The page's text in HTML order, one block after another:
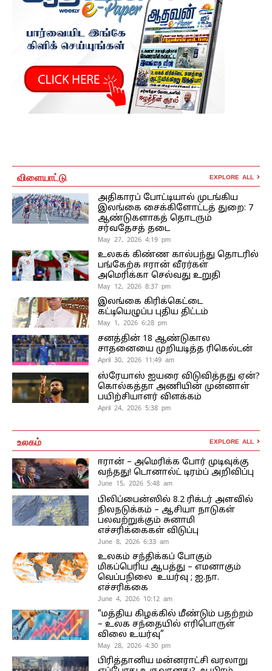
விளையாட்டு EXPLORE ALL
அதிகாரப் போட்டியால் முடங்கிய
இலங்கை சைக்கிளோட்டத் துறை: 7
ஆண்டுகளாகத் தொடரும்
சர்வதேசத் தடை
May 27, 2026 4:19 pm
உலகக் கிண்ண கால்பந்து தொடரில்
பங்கேற்க ஈரான் வீரர்கள்
அமெரிக்கா செல்வது உறுதி
May 12, 2026 8:37 pm
இலங்கை கிரிக்கெட்டை
கட்டியெழுப்ப புதிய திட்டம்
May 1, 2026 6:28 pm
சனத்தின் 18 ஆண்டுகால
சாதனையை முறியடித்த ரிகெல்டன்
April 30, 2026 11:49 am
ஸ்ரேயாஸ் ஐயரை விடுவித்தது ஏன்?
கொல்கத்தா அணியின் முன்னாள்
பயிற்சியாளர் விளக்கம்
April 24, 2026 5:38 pm
உலகம் EXPLORE ALL
ஈரான் – அமெரிக்க போர் முடிவுக்கு
வந்தது! டொனால்ட் டிரம்ப் அறிவிப்பு
June 15, 2026 5:48 am
பிலிப்பைன்ஸில் 8.2 ரிக்டர் அளவில்
நிலநடுக்கம் – ஆசியா நாடுகள்
பலவற்றுக்கும் சுனாமி
எச்சரிக்கைகள் விடுப்பு
June 8, 2026 6:33 am
உலகம் சந்திக்கப் போகும்
மிகப்பெரிய ஆபத்து – எமனாகும்
வெப்பநிலை உயர்வு ; ஐ.நா.
எச்சரிக்கை
June 4, 2026 10:12 am
“மத்திய கிழக்கில் மீண்டும் பதற்றம்
– உலக சந்தையில் எரிபொருள்
விலை உயர்வு”
May 28, 2026 4:30 pm
பிரித்தானிய மன்னராட்சி வரலாறு